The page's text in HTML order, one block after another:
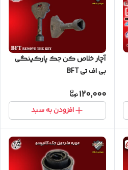
آچار خلاص کن جک پارکینگی
بی اف تی BFT
120,000
افزودن به سبد